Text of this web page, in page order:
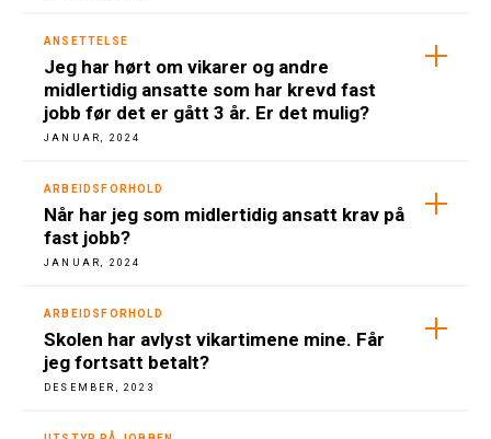
ANSETTELSE
Jeg har hørt om vikarer og andre
midlertidig ansatte som har krevd fast
jobb før det er gått 3 år. Er det mulig?
JANUAR, 2024
ARBEIDSFORHOLD
Når har jeg som midlertidig ansatt krav på
fast jobb?
JANUAR, 2024
ARBEIDSFORHOLD
Skolen har avlyst vikartimene mine. Får
jeg fortsatt betalt?
DESEMBER, 2023